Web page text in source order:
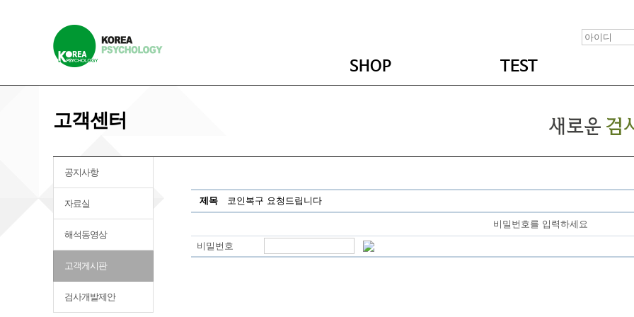
SHOP TEST
고객센터
공지사항
자료실
해석동영상
고객게시판
검사개발제안
제목 코인복구 요청드립니다
비밀번호를 입력하세요
비밀번호